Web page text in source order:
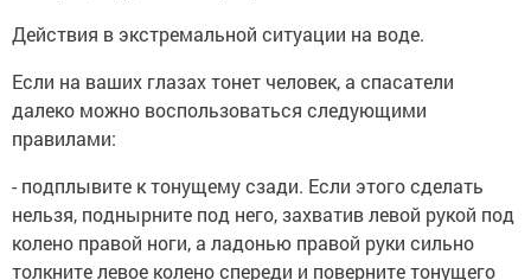
Действия в экстремальной ситуации на воде.
Если на ваших глазах тонет человек, а спасатели
далеко можно воспользоваться следующими
правилами:
- подплывите к тонущему сзади. Если этого сделать
нельзя, поднырните под него, захватив левой рукой под
колено правой ноги, а ладонью правой руки сильно
толкните левое колено спереди и поверните тонущего